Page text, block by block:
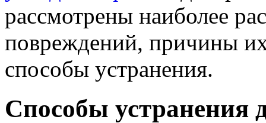
рассмотрены наиболее
повреждений, причины
способы устранения.
Способы устранения